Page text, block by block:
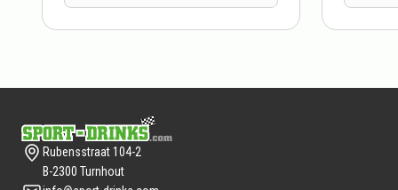
Rubensstraat 104-2
B-2300 Turnhout